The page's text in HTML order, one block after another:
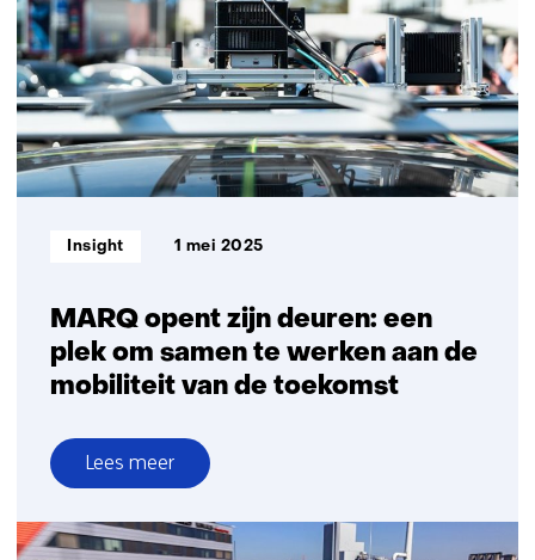
software
met
DeepScenario
en
TNO’s
StreetWise
MARQ opent zijn deuren: een
plek om samen te werken aan de
mobiliteit van de toekomst
Informatietype:
Insight 1 mei 2025
Lees meer
over
MARQ
opent